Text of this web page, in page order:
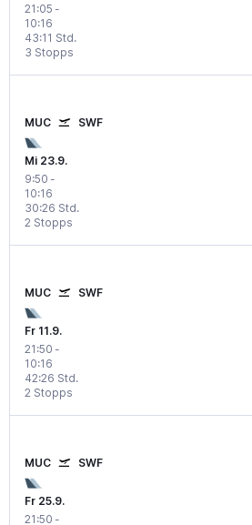
21:05 -
10:16
3 Stopps
43:11 Std.
MUC SWF
Mi 23.9.
9:50 -
10:16
2 Stopps
30:26 Std.
MUC SWF
Fr 11.9.
21:50 -
10:16
2 Stopps
42:26 Std.
MUC SWF
Fr 25.9.
21:50 -